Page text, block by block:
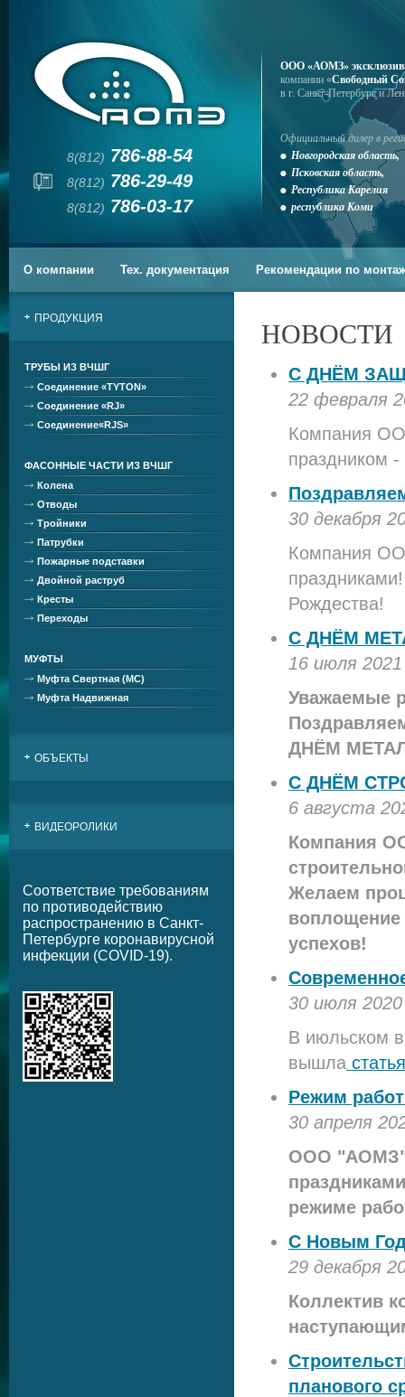
8(812) 786-88-54
8(812) 786-29-49
8(812) 786-03-17
ООО «АОМЗ»
компании «Свободный
в г. Санкт-Петербург и
Официальный дилер в
Новгородская область,
Псковская область,
Республика Карелия
республика Коми
О компании Тех. документация Рекомендации по
НОВОСТИ
С ДНЁМ
22 февраля
Компания
30 декабря
Компания
Рождества!
С ДНЁМ
16 июля 2021
Уважаемые
ДНЁМ
С ДНЁМ
6 августа
Компания
Желаем
успехов!
30 июля 2020
В июльском
вышла
Режим
30 апреля
ООО "АОМЗ"
режиме
С Новым
29 декабря
Коллектив
планового
ПРОДУКЦИЯ
ТРУБЫ ИЗ ВЧШГ
Соединение «TYTON»
Соединение «RJ»
Соединение«RJS»
ФАСОННЫЕ ЧАСТИ ИЗ ВЧШГ
Колена
Отводы
Тройники
Патрубки
Пожарные подставки
Двойной раструб
Кресты
Переходы
МУФТЫ
Муфта Свертная (МС)
Муфта Надвижная
ОБЪЕКТЫ
ВИДЕОРОЛИКИ
Соответствие требованиям
по противодействию
распространению в Санкт-
Петербурге коронавирусной
инфекции (COVID-19).